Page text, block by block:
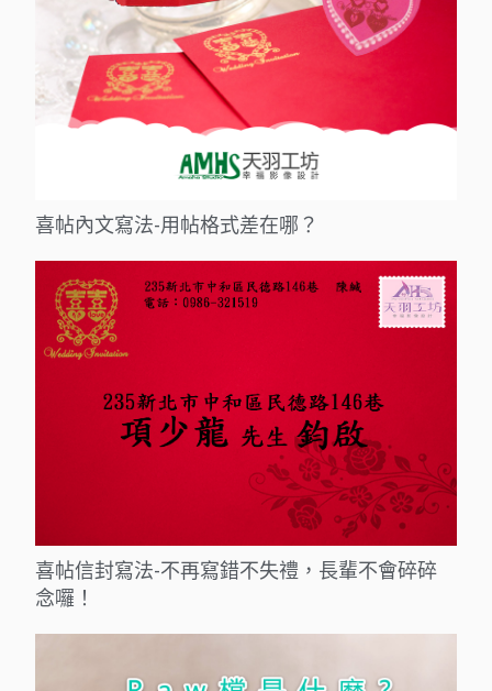
喜帖內文寫法-用帖格式差在哪？
喜帖信封寫法-不再寫錯不失禮，長輩不會碎碎
念囉！